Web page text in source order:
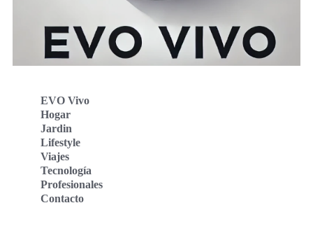
EVO Vivo
Hogar
Jardin
Lifestyle
Viajes
Tecnología
Profesionales
Contacto